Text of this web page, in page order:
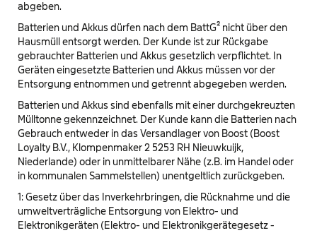
abgeben.
Batterien und Akkus dürfen nach dem BattG² nicht über den
Hausmüll entsorgt werden. Der Kunde ist zur Rückgabe
gebrauchter Batterien und Akkus gesetzlich verpflichtet. In
Geräten eingesetzte Batterien und Akkus müssen vor der
Entsorgung entnommen und getrennt abgegeben werden.
Batterien und Akkus sind ebenfalls mit einer durchgekreuzten
Mülltonne gekennzeichnet. Der Kunde kann die Batterien nach
Gebrauch entweder in das Versandlager von Boost (Boost
Loyalty B.V., Klompenmaker 2 5253 RH Nieuwkuijk,
Niederlande) oder in unmittelbarer Nähe (z.B. im Handel oder
in kommunalen Sammelstellen) unentgeltlich zurückgeben.
1: Gesetz über das Inverkehrbringen, die Rücknahme und die
umweltverträgliche Entsorgung von Elektro- und
Elektronikgeräten (Elektro- und Elektronikgerätegesetz -